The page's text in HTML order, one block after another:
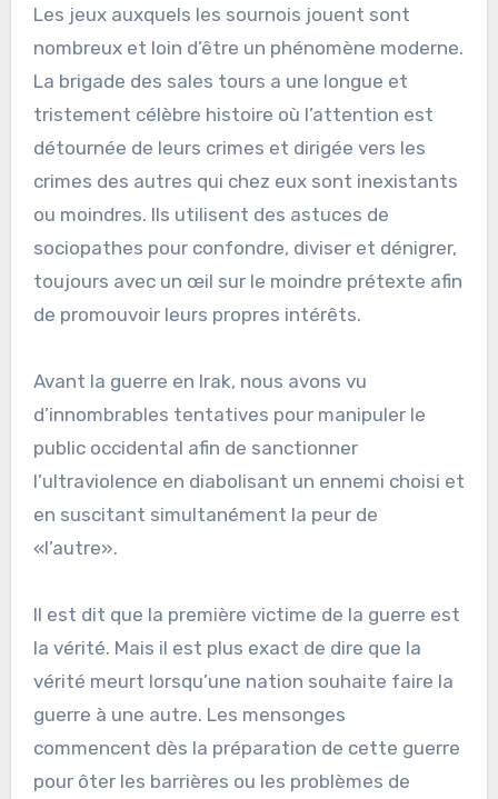
Les jeux auxquels les sournois jouent sont
nombreux et loin d’être un phénomène moderne.
La brigade des sales tours a une longue et
tristement célèbre histoire où l’attention est
détournée de leurs crimes et dirigée vers les
crimes des autres qui chez eux sont inexistants
ou moindres. Ils utilisent des astuces de
sociopathes pour confondre, diviser et dénigrer,
toujours avec un œil sur le moindre prétexte afin
de promouvoir leurs propres intérêts.
Avant la guerre en Irak, nous avons vu
d’innombrables tentatives pour manipuler le
public occidental afin de sanctionner
l’ultraviolence en diabolisant un ennemi choisi et
en suscitant simultanément la peur de
«l’autre».
Il est dit que la première victime de la guerre est
la vérité. Mais il est plus exact de dire que la
vérité meurt lorsqu’une nation souhaite faire la
guerre à une autre. Les mensonges
commencent dès la préparation de cette guerre
pour ôter les barrières ou les problèmes de